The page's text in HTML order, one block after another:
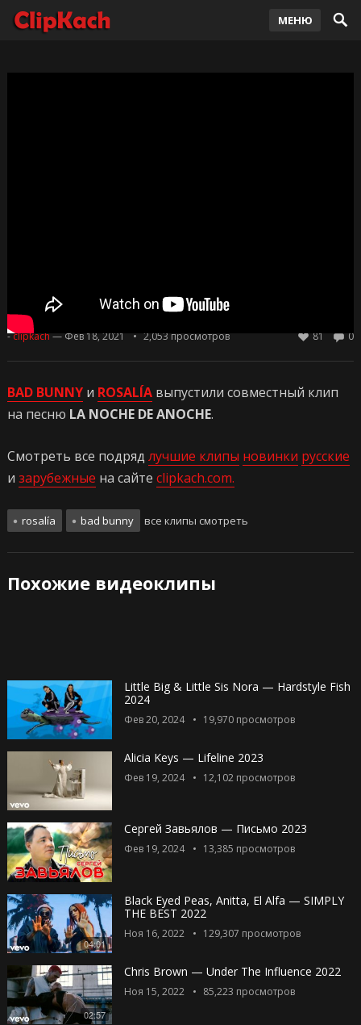
МЕНЮ
ANOCHE 2021
-clipkach — Фев 18, 2021 2,053 просмотров 0
81
BAD BUNNYи ROSALÍAвыпустили совместный клип
на песню LA NOCHE DE ANOCHE.
Смотреть все подряд лучшие клипы новинки русские
и зарубежные на сайте clipkach.com.
rosalía bad bunny все клипы смотреть
Похожие видеоклипы
Little Big & Little Sis Nora — Hardstyle Fish
2024
Фев 20, 2024 19,970просмотров
Alicia Keys — Lifeline 2023
Фев 19, 2024 12,102просмотров
Сергей Завьялов — Письмо 2023
Фев 19, 2024 13,385 просмотров
04:01
Black Eyed Peas, Anitta, El Alfa — SIMPLY
THE BEST 2022
Ноя 16, 2022 129,307 просмотров
02:57
Chris Brown — Under The Influence 2022
Ноя 15, 2022 85,223 просмотров